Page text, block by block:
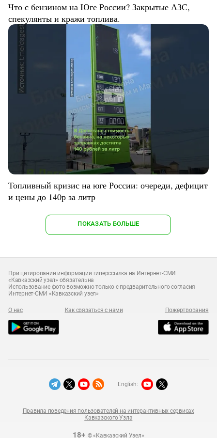
Что с бензином на Юге России? Закрытые АЗС,
спекулянты и кражи топлива.
Топливный кризис на юге России: очереди, дефицит
и цены до 140р за литр
ПОКАЗАТЬ БОЛЬШЕ
При цитировании информации гиперссылка на Интернет-СМИ
«Кавказский узел» обязательна
Использование фото возможно только с предварительного согласия
Интернет-СМИ «Кавказский узел»
О нас Как связаться с нами Пожертвования
18+© «Кавказский Узел»
Правила поведения пользователей на интерактивных сервисах
Кавказского Узла
English: